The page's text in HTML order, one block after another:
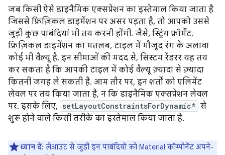
जब किसी ऐसे डाइनैमिक एक्सप्रेशन का इस्तेमाल किया जाता है
जिससे फ़िज़िकल डाइमेंशन पर असर पड़ता है, तो आपको उससे
जुड़ी कुछ पाबंदियां भी तय करनी होंगी. जैसे, स्ट्रिंग फ़ॉर्मैट.
फ़िज़िकल डाइमेंशन का मतलब, टाइल में मौजूद रंग के अलावा
कोई भी वैल्यू है. इन सीमाओं की मदद से, सिस्टम रेंडरर यह तय
कर सकता है कि आपकी टाइल में कोई वैल्यू ज़्यादा से ज़्यादा
कितनी जगह ले सकती है. आम तौर पर, इन शर्तों को एलिमेंट
लेवल पर तय किया जाता है, न कि डाइनैमिक एक्सप्रेशन लेवल
पर. इसके लिए, setLayoutConstraintsForDynamic* से
शुरू होने वाले किसी तरीके का इस्तेमाल किया जाता है.
ध्यान दें: लेआउट से जुड़ी इन पाबंदियों को Material कॉम्पोनेंट अपने-